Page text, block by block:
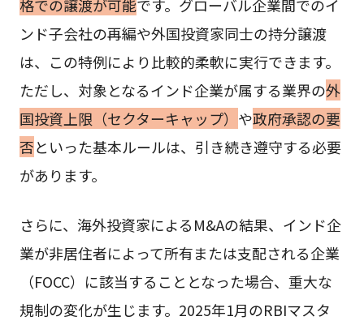
格での譲渡が可能です。グローバル企業間でのイ
ンド子会社の再編や外国投資家同士の持分譲渡
は、この特例により比較的柔軟に実行できます。
ただし、対象となるインド企業が属する業界の外
国投資上限（セクターキャップ） や政府承認の要
否といった基本ルールは、引き続き遵守する必要
があります。
さらに、海外投資家によるM&Aの結果、インド企
業が非居住者によって所有または支配される企業
（FOCC）に該当することとなった場合、重大な
規制の変化が生じます。2025年1月のRBIマスタ